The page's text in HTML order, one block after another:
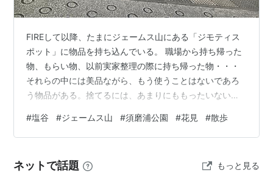
FIREして以降、たまにジェームス山にある「ジモティス
ポット」に物品を持ち込んでいる。 職場から持ち帰った
物、もらい物、以前実家整理の際に持ち帰った物・・・
それらの中には美品ながら、もう使うことはないであろ
う物品がある。捨てるには、あまりにももったいない。
コラボして出来たジモティスポットに、ちょくちょく持
ち込んでいる次第。 コンディションさえよければ、たい
て、そのジモティスポットは、駅から離れた、ジェーム
#塩谷 #ジェームス山 #須磨浦公園 #花見 #散歩
ネットで話題 もっと見る